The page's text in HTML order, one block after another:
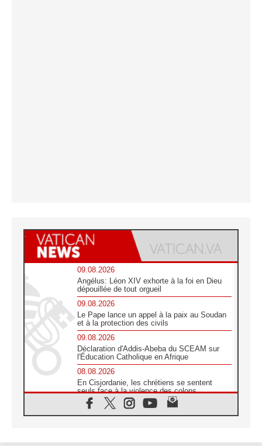
09.08.2026
Angélus: Léon XIV exhorte à la foi en Dieu
dépouillée de tout orgueil
09.08.2026
Le Pape lance un appel à la paix au Soudan
et à la protection des civils
09.08.2026
Déclaration d'Addis-Abeba du SCEAM sur
l'Éducation Catholique en Afrique
08.08.2026
En Cisjordanie, les chrétiens se sentent
seuls face à la violence des colons
08.08.2026
Léon XIV au sanctuaire de Notre Dame du